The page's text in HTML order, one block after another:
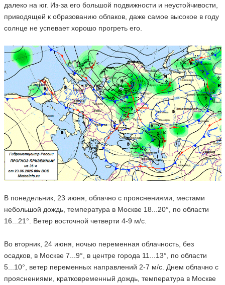
далеко на юг. Из-за его большой подвижности и неустойчивости,
приводящей к образованию облаков, даже самое высокое в году
солнце не успевает хорошо прогреть его.
В понедельник, 23 июня, облачно с прояснениями, местами
небольшой дождь, температура в Москве 18...20°, по области
16...21°. Ветер восточной четверти 4-9 м/с.
Во вторник, 24 июня, ночью переменная облачность, без
осадков, в Москве 7...9°, в центре города 11...13°, по области
5...10°, ветер переменных направлений 2-7 м/с. Днем облачно с
прояснениями, кратковременный дождь, температура в Москве